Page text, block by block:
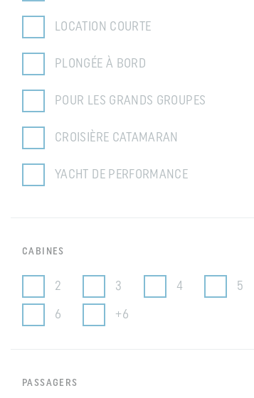
LOCATION COURTE
PLONGÉE À BORD
POUR LES GRANDS GROUPES
CROISIÈRE CATAMARAN
YACHT DE PERFORMANCE
CABINES
2 3 4 5
6 +6
PASSAGERS